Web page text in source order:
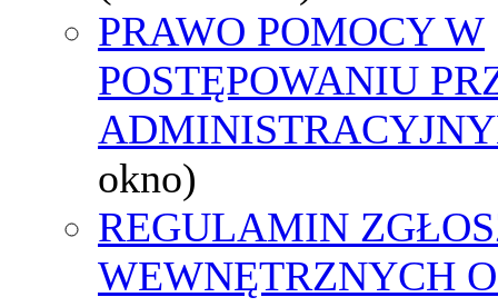
PRAWO POMOCY W
POSTĘPOWANIU
okno)
REGULAMIN
WEWNĘTRZNYCH